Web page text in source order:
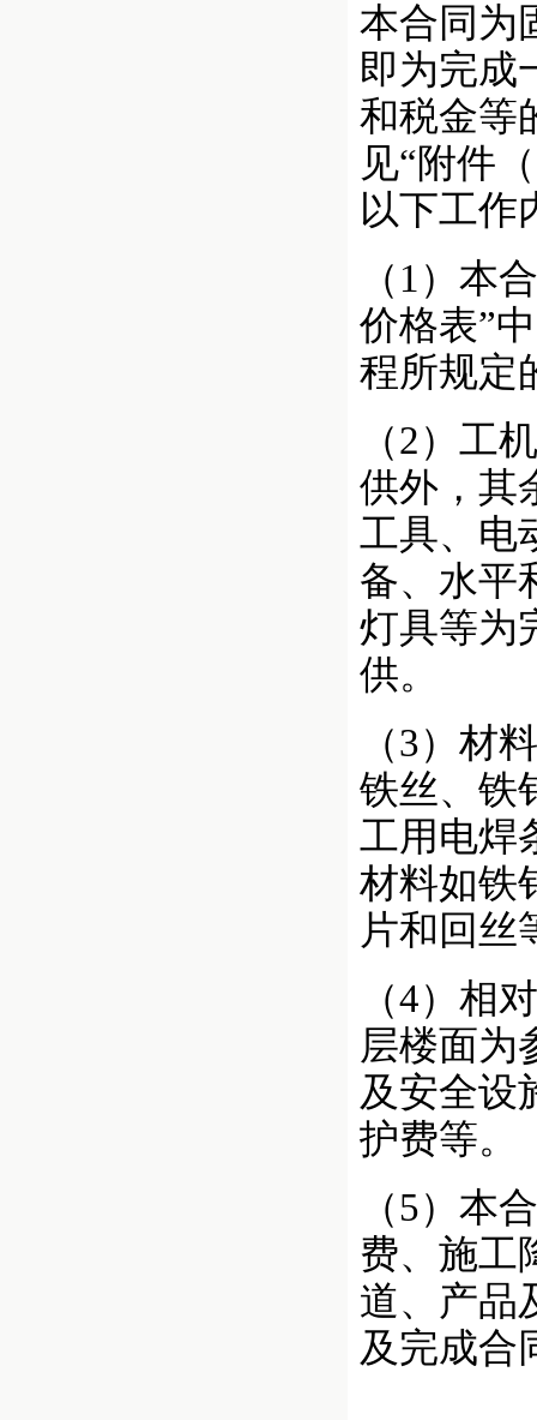
本合同为
即为完成
和税金等
见“附件
以下工作
（1）本
价格表”
程所规定
（2）工
供外，其
工具、电
备、水平
灯具等为
供。
（3）材
铁丝、铁
工用电焊
材料如铁
片和回丝
（4）相
层楼面为
及安全设
护费等。
（5）本
费、施工
道、产品
及完成合